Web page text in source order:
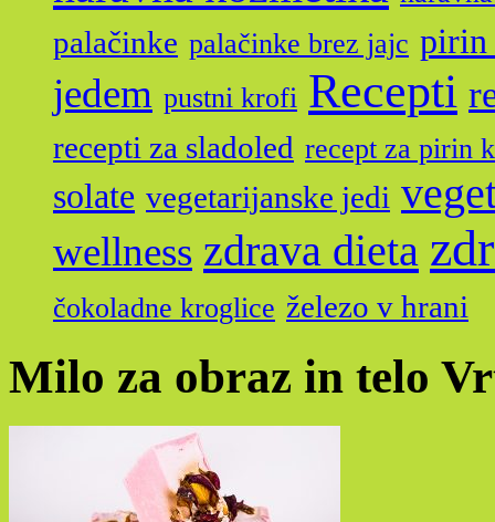
palačinke palačinke brez jajc pirin
jedem pustni krofi Recepti
recepti za sladoled recept za pirin
solate vegetarijanske jedi
wellness zdrava dieta
čokoladne kroglice železo v hrani
Milo za obraz in telo